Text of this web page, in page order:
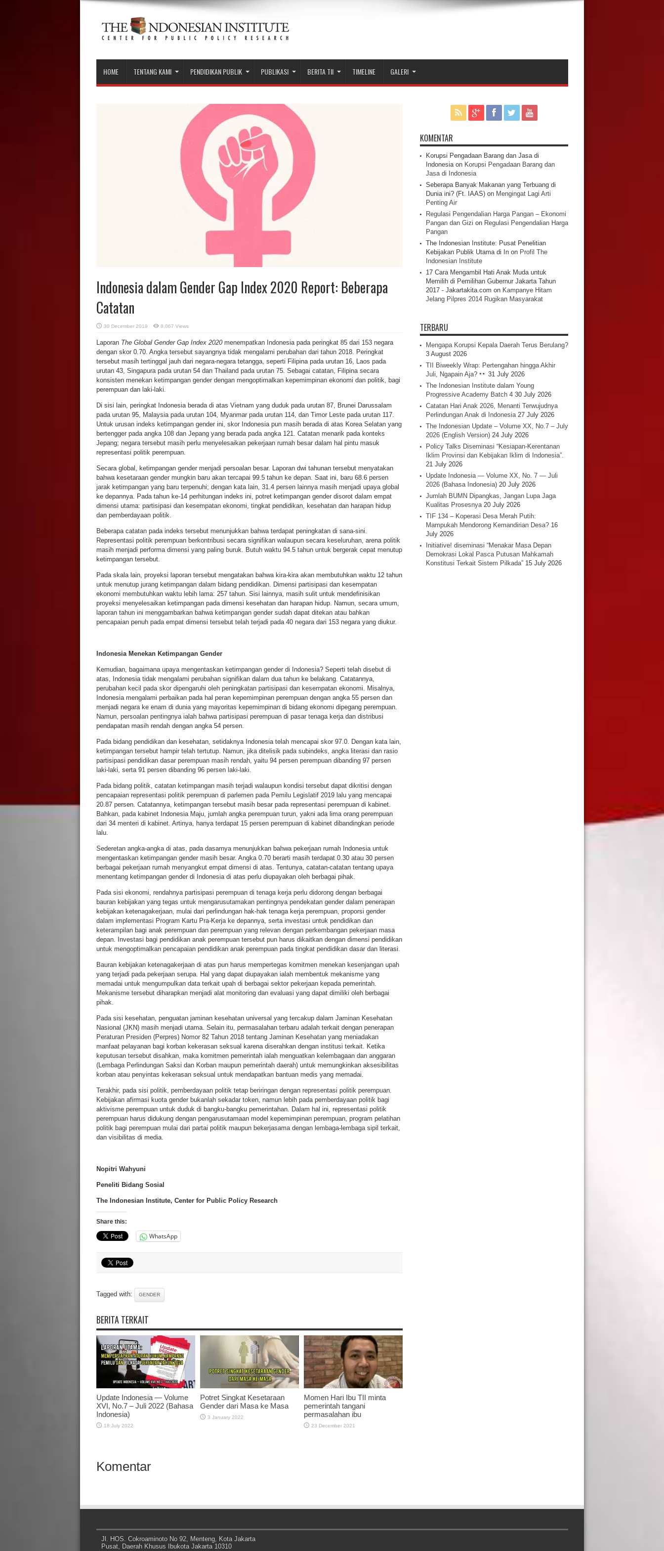
HOME TENTANG KAMI PENDIDIKAN PUBLIK PUBLIKASI BERITA TII TIMELINE GALERI
Indonesia dalam Gender Gap Index 2020 Report: Beberapa
Catatan
30 December 2019 8,067 Views
Laporan The Global Gender Gap Index 2020 menempatkan Indonesia pada peringkat 85 dari 153 negara
dengan skor 0.70. Angka tersebut sayangnya tidak mengalami perubahan dari tahun 2018. Peringkat
tersebut masih tertinggal jauh dari negara-negara tetangga, seperti Filipina pada urutan 16, Laos pada
urutan 43, Singapura pada urutan 54 dan Thailand pada urutan 75. Sebagai catatan, Filipina secara
konsisten menekan ketimpangan gender dengan mengoptimalkan kepemimpinan ekonomi dan politik, bagi
perempuan dan laki-laki.
Di sisi lain, peringkat Indonesia berada di atas Vietnam yang duduk pada urutan 87, Brunei Darussalam
pada urutan 95, Malaysia pada urutan 104, Myanmar pada urutan 114, dan Timor Leste pada urutan 117.
Untuk urusan indeks ketimpangan gender ini, skor Indonesia pun masih berada di atas Korea Selatan yang
bertengger pada angka 108 dan Jepang yang berada pada angka 121. Catatan menarik pada konteks
Jepang; negara tersebut masih perlu menyelesaikan pekerjaan rumah besar dalam hal pintu masuk
representasi politik perempuan.
Secara global, ketimpangan gender menjadi persoalan besar. Laporan dwi tahunan tersebut menyatakan
bahwa kesetaraan gender mungkin baru akan tercapai 99.5 tahun ke depan. Saat ini, baru 68.6 persen
jarak ketimpangan yang baru terpenuhi; dengan kata lain, 31.4 persen lainnya masih menjadi upaya global
ke depannya. Pada tahun ke-14 perhitungan indeks ini, potret ketimpangan gender disorot dalam empat
dimensi utama: partisipasi dan kesempatan ekonomi, tingkat pendidikan, kesehatan dan harapan hidup
dan pemberdayaan politik.
Beberapa catatan pada indeks tersebut menunjukkan bahwa terdapat peningkatan di sana-sini.
Representasi politik perempuan berkontribusi secara signifikan walaupun secara keseluruhan, arena politik
masih menjadi performa dimensi yang paling buruk. Butuh waktu 94.5 tahun untuk bergerak cepat menutup
ketimpangan tersebut.
Pada skala lain, proyeksi laporan tersebut mengatakan bahwa kira-kira akan membutuhkan waktu 12 tahun
untuk menutup jurang ketimpangan dalam bidang pendidikan. Dimensi partisipasi dan kesempatan
ekonomi membutuhkan waktu lebih lama: 257 tahun. Sisi lainnya, masih sulit untuk mendefinisikan
proyeksi menyelesaikan ketimpangan pada dimensi kesehatan dan harapan hidup. Namun, secara umum,
laporan tahun ini menggambarkan bahwa ketimpangan gender sudah dapat ditekan atau bahkan
pencapaian penuh pada empat dimensi tersebut telah terjadi pada 40 negara dari 153 negara yang diukur.
Indonesia Menekan Ketimpangan Gender
Kemudian, bagaimana upaya mengentaskan ketimpangan gender di Indonesia? Seperti telah disebut di
atas, Indonesia tidak mengalami perubahan signifikan dalam dua tahun ke belakang. Catatannya,
perubahan kecil pada skor dipengaruhi oleh peningkatan partisipasi dan kesempatan ekonomi. Misalnya,
Indonesia mengalami perbaikan pada hal peran kepemimpinan perempuan dengan angka 55 persen dan
menjadi negara ke enam di dunia yang mayoritas kepemimpinan di bidang ekonomi dipegang perempuan.
Namun, persoalan pentingnya ialah bahwa partisipasi perempuan di pasar tenaga kerja dan distribusi
pendapatan masih rendah dengan angka 54 persen.
Pada bidang pendidikan dan kesehatan, setidaknya Indonesia telah mencapai skor 97.0. Dengan kata lain,
ketimpangan tersebut hampir telah tertutup. Namun, jika ditelisik pada subindeks, angka literasi dan rasio
partisipasi pendidikan dasar perempuan masih rendah, yaitu 94 persen perempuan dibanding 97 persen
laki-laki, serta 91 persen dibanding 96 persen laki-laki.
Pada bidang politik, catatan ketimpangan masih terjadi walaupun kondisi tersebut dapat dikritisi dengan
pencapaian representasi politik perempuan di parlemen pada Pemilu Legislatif 2019 lalu yang mencapai
20.87 persen. Catatannya, ketimpangan tersebut masih besar pada representasi perempuan di kabinet.
Bahkan, pada kabinet Indonesia Maju, jumlah angka perempuan turun, yakni ada lima orang perempuan
dari 34 menteri di kabinet. Artinya, hanya terdapat 15 persen perempuan di kabinet dibandingkan periode
lalu.
Sederetan angka-angka di atas, pada dasarnya menunjukkan bahwa pekerjaan rumah Indonesia untuk
mengentaskan ketimpangan gender masih besar. Angka 0.70 berarti masih terdapat 0.30 atau 30 persen
berbagai pekerjaan rumah menyangkut empat dimensi di atas. Tentunya, catatan-catatan tentang upaya
menentang ketimpangan gender di Indonesia di atas perlu diupayakan oleh berbagai pihak.
Pada sisi ekonomi, rendahnya partisipasi perempuan di tenaga kerja perlu didorong dengan berbagai
bauran kebijakan yang tegas untuk mengarusutamakan pentingnya pendekatan gender dalam penerapan
kebijakan ketenagakerjaan, mulai dari perlindungan hak-hak tenaga kerja perempuan, proporsi gender
dalam implementasi Program Kartu Pra-Kerja ke depannya, serta investasi untuk pendidikan dan
keterampilan bagi anak perempuan dan perempuan yang relevan dengan perkembangan pekerjaan masa
depan. Investasi bagi pendidikan anak perempuan tersebut pun harus dikaitkan dengan dimensi pendidikan
untuk mengoptimalkan pencapaian pendidikan anak perempuan pada tingkat pendidikan dasar dan literasi.
Bauran kebijakan ketenagakerjaan di atas pun harus mempertegas komitmen menekan kesenjangan upah
yang terjadi pada pekerjaan serupa. Hal yang dapat diupayakan ialah membentuk mekanisme yang
memadai untuk mengumpulkan data terkait upah di berbagai sektor pekerjaan kepada pemerintah.
Mekanisme tersebut diharapkan menjadi alat monitoring dan evaluasi yang dapat dimiliki oleh berbagai
pihak.
Pada sisi kesehatan, penguatan jaminan kesehatan universal yang tercakup dalam Jaminan Kesehatan
Nasional (JKN) masih menjadi utama. Selain itu, permasalahan terbaru adalah terkait dengan penerapan
Peraturan Presiden (Perpres) Nomor 82 Tahun 2018 tentang Jaminan Kesehatan yang meniadakan
manfaat pelayanan bagi korban kekerasan seksual karena diserahkan dengan institusi terkait. Ketika
keputusan tersebut disahkan, maka komitmen pemerintah ialah menguatkan kelembagaan dan anggaran
(Lembaga Perlindungan Saksi dan Korban maupun pemerintah daerah) untuk memungkinkan aksesibilitas
korban atau penyintas kekerasan seksual untuk mendapatkan bantuan medis yang memadai.
Terakhir, pada sisi politik, pemberdayaan politik tetap beriringan dengan representasi politik perempuan.
Kebijakan afirmasi kuota gender bukanlah sekadar token, namun lebih pada pemberdayaan politik bagi
aktivisme perempuan untuk duduk di bangku-bangku pemerintahan. Dalam hal ini, representasi politik
perempuan harus didukung dengan pengarusutamaan model kepemimpinan perempuan, program pelatihan
politik bagi perempuan mulai dari partai politik maupun bekerjasama dengan lembaga-lembaga sipil terkait,
dan visibilitas di media.
Nopitri Wahyuni
Peneliti Bidang Sosial
The Indonesian Institute, Center for Public Policy Research
Share this:
WhatsApp
Tagged with: GENDER
BERITA TERKAIT
Update Indonesia — Volume
XVI, No.7 – Juli 2022 (Bahasa
Indonesia)
18 July 2022
Potret Singkat Kesetaraan
Gender dari Masa ke Masa
3 January 2022
Momen Hari Ibu TII minta
pemerintah tangani
permasalahan ibu
23 December 2021
Komentar
KOMENTAR
Korupsi Pengadaan Barang dan Jasa di
Indonesiaon Korupsi Pengadaan Barang dan
Jasa di Indonesia
Seberapa Banyak Makanan yang Terbuang di
Dunia ini? (Ft. IAAS)on Mengingat Lagi Arti
Penting Air
Regulasi Pengendalian Harga Pangan – Ekonomi
Pangan dan Gizi on Regulasi Pengendalian Harga
Pangan
The Indonesian Institute: Pusat Penelitian
Kebijakan Publik Utama di Inon Profil The
Indonesian Institute
17 Cara Mengambil Hati Anak Muda untuk
Memilih di Pemilihan Gubernur Jakarta Tahun
2017 - Jakartakita.com on Kampanye Hitam
Jelang Pilpres 2014 Rugikan Masyarakat
TERBARU
Mengapa Korupsi Kepala Daerah Terus Berulang?
3 August 2026
TII Biweekly Wrap: Pertengahan hingga Akhir
Juli, Ngapain Aja?
31 July 2026
The Indonesian Institute dalam Young
Progressive Academy Batch 4 30 July 2026
Catatan Hari Anak 2026, Menanti Terwujudnya
Perlindungan Anak di Indonesia 27 July 2026
The Indonesian Update – Volume XX, No.7 – July
2026 (English Version) 24 July 2026
Policy Talks Diseminasi “Kesiapan-Kerentanan
Iklim Provinsi dan Kebijakan Iklim di Indonesia”.
21 July 2026
Update Indonesia — Volume XX, No. 7 — Juli
2026 (Bahasa Indonesia) 20 July 2026
Jumlah BUMN Dipangkas, Jangan Lupa Jaga
Kualitas Prosesnya 20 July 2026
TIF 134 – Koperasi Desa Merah Putih:
Mampukah Mendorong Kemandirian Desa? 16
July 2026
Initiative! diseminasi “Menakar Masa Depan
Demokrasi Lokal Pasca Putusan Mahkamah
Konstitusi Terkait Sistem Pilkada” 15 July 2026
Jl. HOS. Cokroaminoto No 92, Menteng, Kota Jakarta
Pusat, Daerah Khusus Ibukota Jakarta 10310